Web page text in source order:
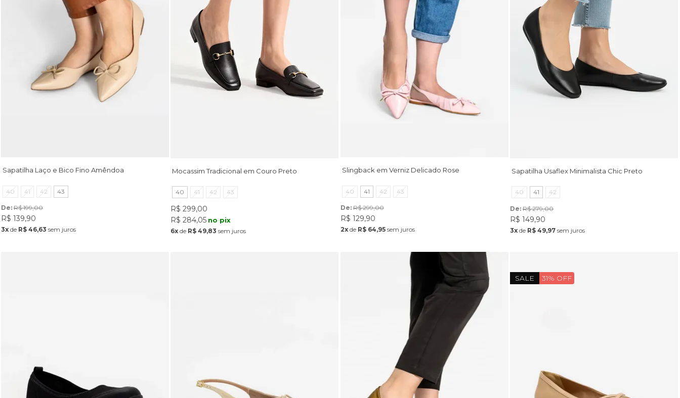
Sapatilha Laço e Bico Fino Amêndoa
40 41 42 43
De: R$ 199,00
R$ 139,90
3xde R$ 46,63 sem juros
Mocassim Tradicional em Couro Preto
40 41 42 43
R$ 299,00
R$ 284,05 no pix
6x de R$ 49,83 sem juros
Slingback em Verniz Delicado Rose
40 41 42 43
De: R$ 299,00
R$ 129,90
2xde R$ 64,95sem juros
Sapatilha Usaflex Minimalista Chic Preto
40 41 42
De: R$ 279,00
R$ 149,90
3xde R$ 49,97sem juros
SALE 31% OFF